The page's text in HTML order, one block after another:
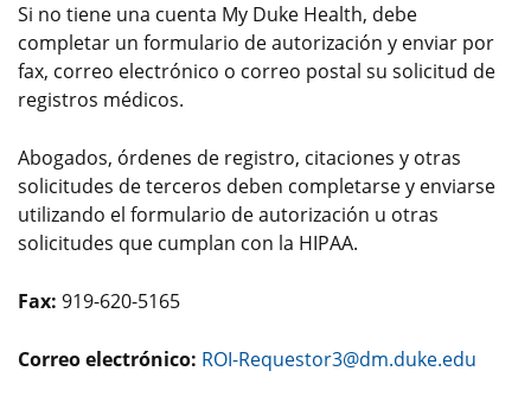
Si no tiene una cuenta My Duke Health, debe
completar un formulario de autorización y enviar por
fax, correo electrónico o correo postal su solicitud de
registros médicos.
Abogados, órdenes de registro, citaciones y otras
solicitudes de terceros deben completarse y enviarse
utilizando el formulario de autorización u otras
solicitudes que cumplan con la HIPAA.
Fax: 919-620-5165
Correo electrónico: ROI-Requestor3@dm.duke.edu